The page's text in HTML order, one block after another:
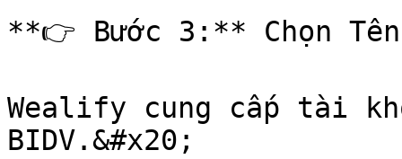
**👉 Bước 3:** Chọn
Wealify cung cấp tài
BIDV.&#x20;